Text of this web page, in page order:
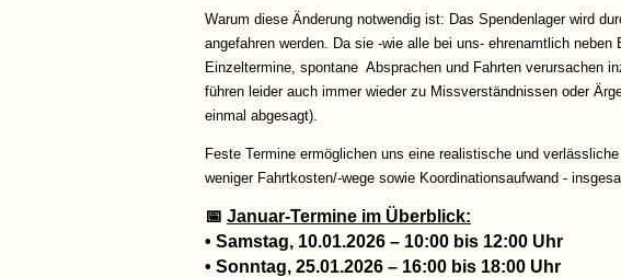
Warum diese Änderung notwendig ist: Das Spendenlager wird
angefahren werden. Da sie -wie alle bei uns- ehrenamtlich
Einzeltermine, spontane Absprachen und Fahrten verursachen
führen leider auch immer wieder zu Missverständnissen oder
einmal abgesagt).
Feste Termine ermöglichen uns eine realistische und
weniger Fahrtkosten/-wege sowie Koordinationsaufwand -
📅 Januar-Termine im Überblick:
• Samstag, 10.01.2026 – 10:00 bis 12:00 Uhr
• Sonntag, 25.01.2026 – 16:00 bis 18:00 Uhr